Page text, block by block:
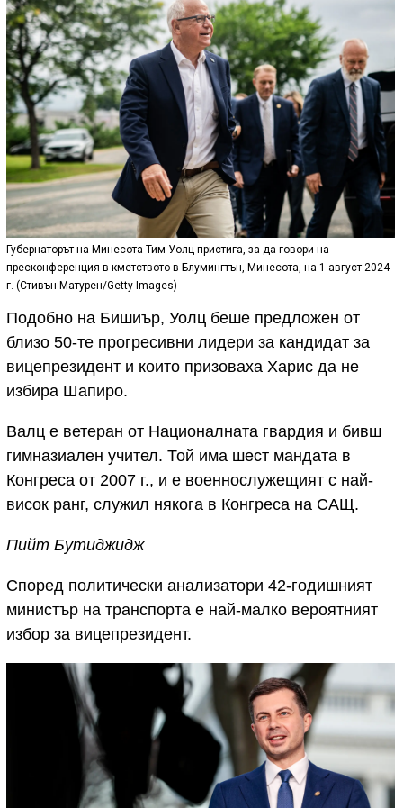
Губернаторът на Минесота Тим Уолц пристига, за да говори на
пресконференция в кметството в Блумингтън, Минесота, на 1 август 2024
г. (Стивън Матурен/Getty Images)
Подобно на Бишиър, Уолц беше предложен от
близо 50-те прогресивни лидери за кандидат за
вицепрезидент и които призоваха Харис да не
избира Шапиро.
Валц е ветеран от Националната гвардия и бивш
гимназиален учител. Той има шест мандата в
Конгреса от 2007 г., и е военнослужещият с най-
висок ранг, служил някога в Конгреса на САЩ.
Пийт Бутиджидж
Според политически анализатори 42-годишният
министър на транспорта е най-малко вероятният
избор за вицепрезидент.